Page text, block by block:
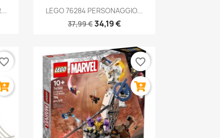
Anteprima
LEGO 76284 PERSONAGGIO...
37,99 €34,19 €
favorite_border